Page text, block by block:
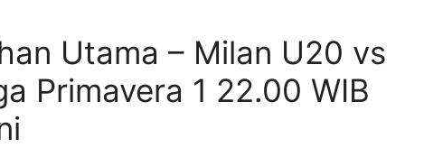
Utama – Milan U20 vs
Primavera 1 22.00 WIB